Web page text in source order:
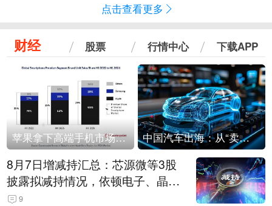
点击查看更多
财经 股票 行情中心 下载APP
苹果拿下高端手机市场65%的份额：iPhone 17系列功不可没 中国汽车出海：从“卖出去”到“走进去”
8月7日增减持汇总：芯源微等3股
披露拟减持情况，依顿电子、晶华
微拟增持（表）
9